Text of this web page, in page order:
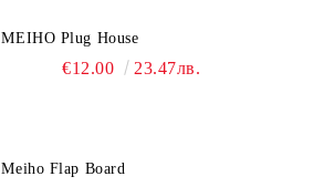
MEIHO Plug House
€12.00 23.47лв.
Meiho Flap Board